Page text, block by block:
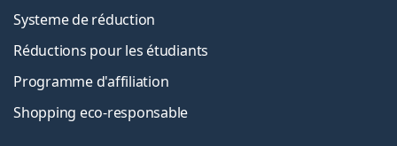
Systeme de réduction
Réductions pour les étudiants
Programme d'affiliation
Shopping eco-responsable